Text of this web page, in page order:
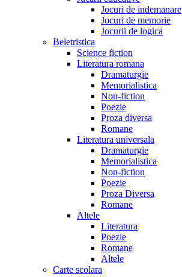
Jocuri de indemanare
Jocuri de memorie
Jocurii de logica
Beletristica
Science fiction
Literatura romana
Dramaturgie
Memorialistica
Non-fiction
Poezie
Proza diversa
Romane
Literatura universala
Dramaturgie
Memorialistica
Non-fiction
Poezie
Proza Diversa
Romane
Altele
Literatura
Poezie
Romane
Altele
Carte scolara